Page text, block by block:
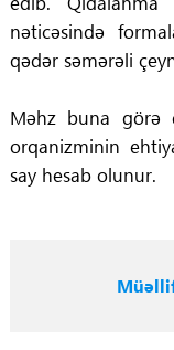
nəticəsində
qədər səmərəli
Məhz buna görə
orqanizminin
say hesab olunur.